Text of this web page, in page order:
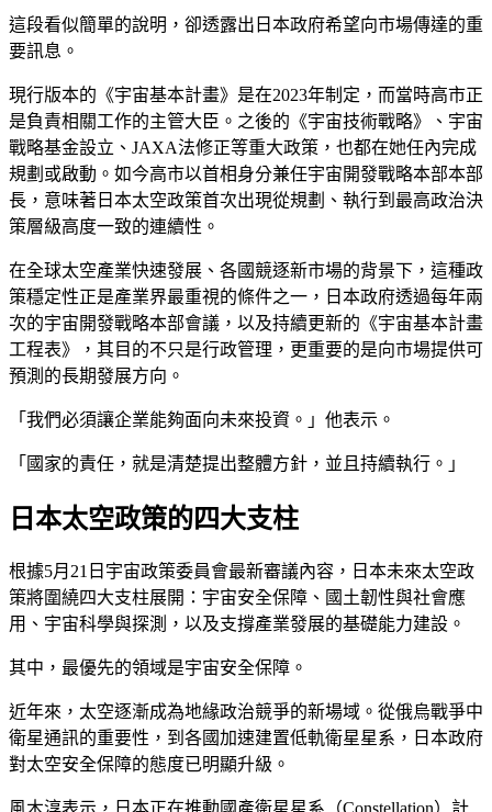
這段看似簡單的說明，卻透露出日本政府希望向市場傳達的重
要訊息。
現行版本的《宇宙基本計畫》是在2023年制定，而當時高市正
是負責相關工作的主管大臣。之後的《宇宙技術戰略》、宇宙
戰略基金設立、JAXA法修正等重大政策，也都在她任內完成
規劃或啟動。如今高市以首相身分兼任宇宙開發戰略本部本部
長，意味著日本太空政策首次出現從規劃、執行到最高政治決
策層級高度一致的連續性。
在全球太空產業快速發展、各國競逐新市場的背景下，這種政
策穩定性正是產業界最重視的條件之一，日本政府透過每年兩
次的宇宙開發戰略本部會議，以及持續更新的《宇宙基本計畫
工程表》，其目的不只是行政管理，更重要的是向市場提供可
預測的長期發展方向。
「我們必須讓企業能夠面向未來投資。」他表示。
「國家的責任，就是清楚提出整體方針，並且持續執行。」
日本太空政策的四大支柱
根據5月21日宇宙政策委員會最新審議內容，日本未來太空政
策將圍繞四大支柱展開：宇宙安全保障、國土韌性與社會應
用、宇宙科學與探測，以及支撐產業發展的基礎能力建設。
其中，最優先的領域是宇宙安全保障。
近年來，太空逐漸成為地緣政治競爭的新場域。從俄烏戰爭中
衛星通訊的重要性，到各國加速建置低軌衛星星系，日本政府
對太空安全保障的態度已明顯升級。